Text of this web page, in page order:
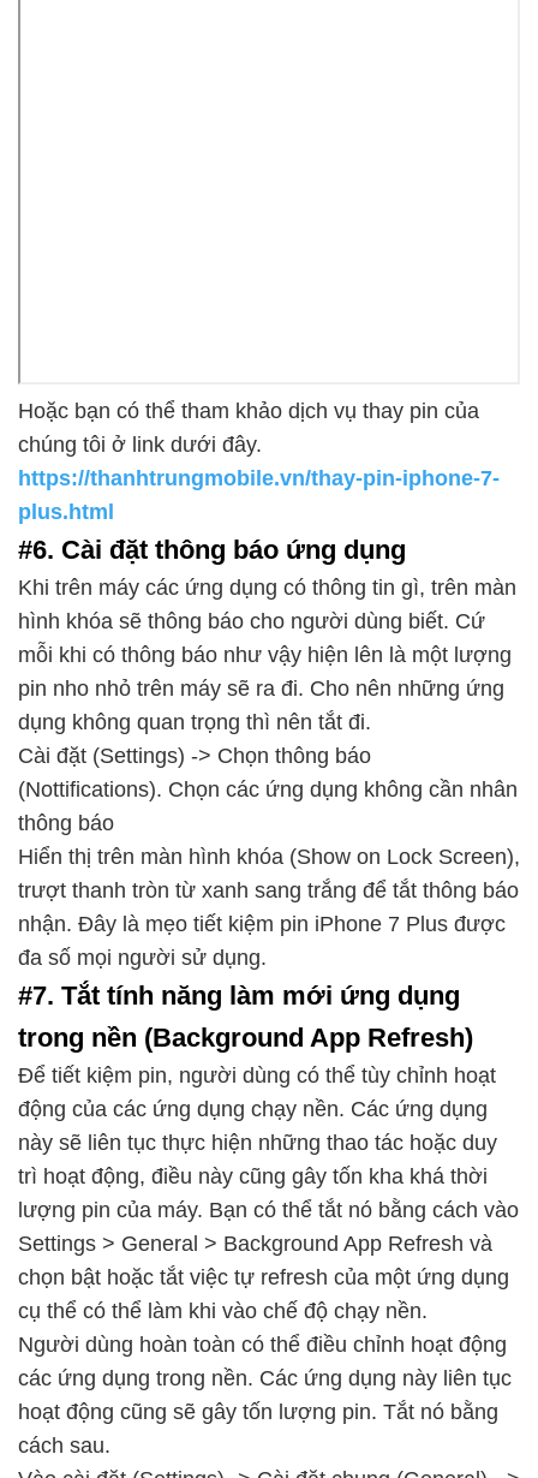
Hoặc bạn có thể tham khảo dịch vụ thay pin của
chúng tôi ở link dưới đây.
https://thanhtrungmobile.vn/thay-pin-iphone-7-
plus.html
#6. Cài đặt thông báo ứng dụng
Khi trên máy các ứng dụng có thông tin gì, trên màn
hình khóa sẽ thông báo cho người dùng biết. Cứ
mỗi khi có thông báo như vậy hiện lên là một lượng
pin nho nhỏ trên máy sẽ ra đi. Cho nên những ứng
dụng không quan trọng thì nên tắt đi.
Cài đặt (Settings) -> Chọn thông báo
(Nottifications). Chọn các ứng dụng không cần nhân
thông báo
Hiển thị trên màn hình khóa (Show on Lock Screen),
trượt thanh tròn từ xanh sang trắng để tắt thông báo
nhận. Đây là mẹo tiết kiệm pin iPhone 7 Plus được
đa số mọi người sử dụng.
#7. Tắt tính năng làm mới ứng dụng
trong nền (Background App Refresh)
Để tiết kiệm pin, người dùng có thể tùy chỉnh hoạt
động của các ứng dụng chạy nền. Các ứng dụng
này sẽ liên tục thực hiện những thao tác hoặc duy
trì hoạt động, điều này cũng gây tốn kha khá thời
lượng pin của máy. Bạn có thể tắt nó bằng cách vào
Settings > General > Background App Refresh và
chọn bật hoặc tắt việc tự refresh của một ứng dụng
cụ thể có thể làm khi vào chế độ chạy nền.
Người dùng hoàn toàn có thể điều chỉnh hoạt động
các ứng dụng trong nền. Các ứng dụng này liên tục
hoạt động cũng sẽ gây tốn lượng pin. Tắt nó bằng
cách sau.